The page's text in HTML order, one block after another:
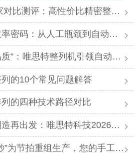
测评：高性价比精密整列品牌推荐
码：从人工瓶颈到自动化跨越
唯思特整列机引领自动化价值跃迁
的10个常见问题解答
的四种技术路径对比
：唯思特科技2026年春节后正式开工
的手工摆盘环节是否已成为供应链响应赛跑中的“绊马索”？